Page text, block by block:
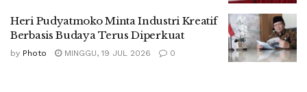
Heri Pudyatmoko Minta Industri Kreatif
Berbasis Budaya Terus Diperkuat
by Photo MINGGU, 19 JUL 2026 0